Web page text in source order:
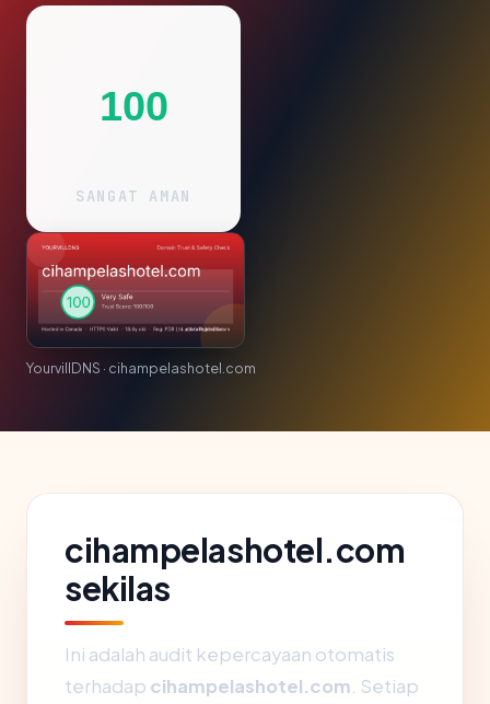
100
SANGAT AMAN
YourvillDNS · cihampelashotel.com
cihampelashotel.com
sekilas
Ini adalah audit kepercayaan otomatis
terhadap cihampelashotel.com . Setiap